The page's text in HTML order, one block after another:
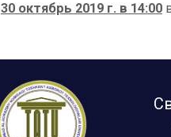
30 октябрь 2019 г. в 14:00